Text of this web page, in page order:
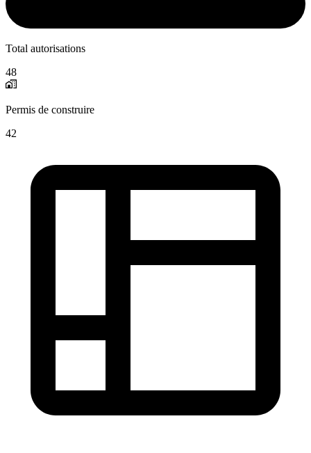
Total autorisations
48
Permis de construire
42